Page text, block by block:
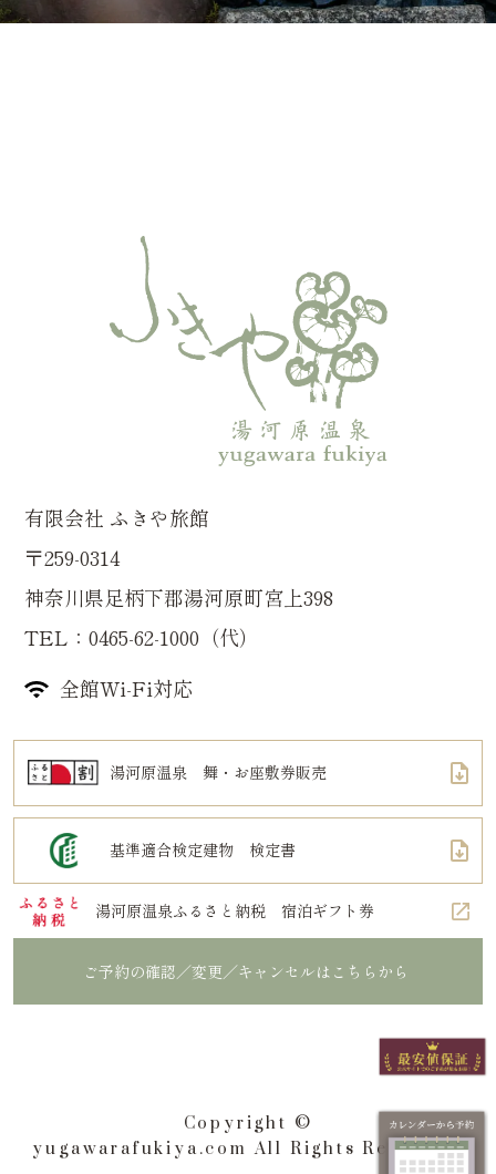
有限会社 ふきや旅館
〒259-0314
神奈川県足柄下郡湯河原町宮上398
TEL：0465-62-1000（代）
全館Wi-Fi対応
湯河原温泉 舞・お座敷券販売
基準適合検定建物 検定書
湯河原温泉ふるさと納税 宿泊ギフト券
ご予約の確認／変更／キャンセルはこちらから
Copyright ©
yugawarafukiya.com All Rights Reserved.